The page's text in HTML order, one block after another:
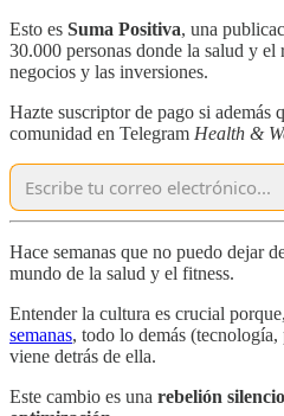
Esto es Suma Positiva, una
30.000 personas donde la salud y
negocios y las inversiones.
Hazte suscriptor de pago si además
comunidad en Telegram Health &
Hace semanas que no puedo dejar
mundo de la salud y el fitness.
Entender la cultura es crucial
semanas, todo lo demás
viene detrás de ella.
Este cambio es una rebelión